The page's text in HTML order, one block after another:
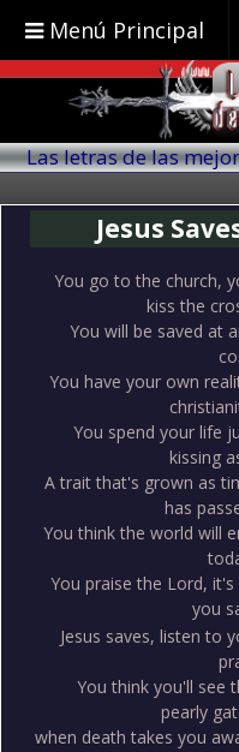
Menú Principal
Las letras de las
Jesus
You go to the church,
kiss the
You will be saved at
You have your own
You spend your life
kissing
A trait that's grown as
has
You think the world will
You praise the Lord, it's
you
Jesus saves, listen to
You think you'll see
pearly
when death takes you